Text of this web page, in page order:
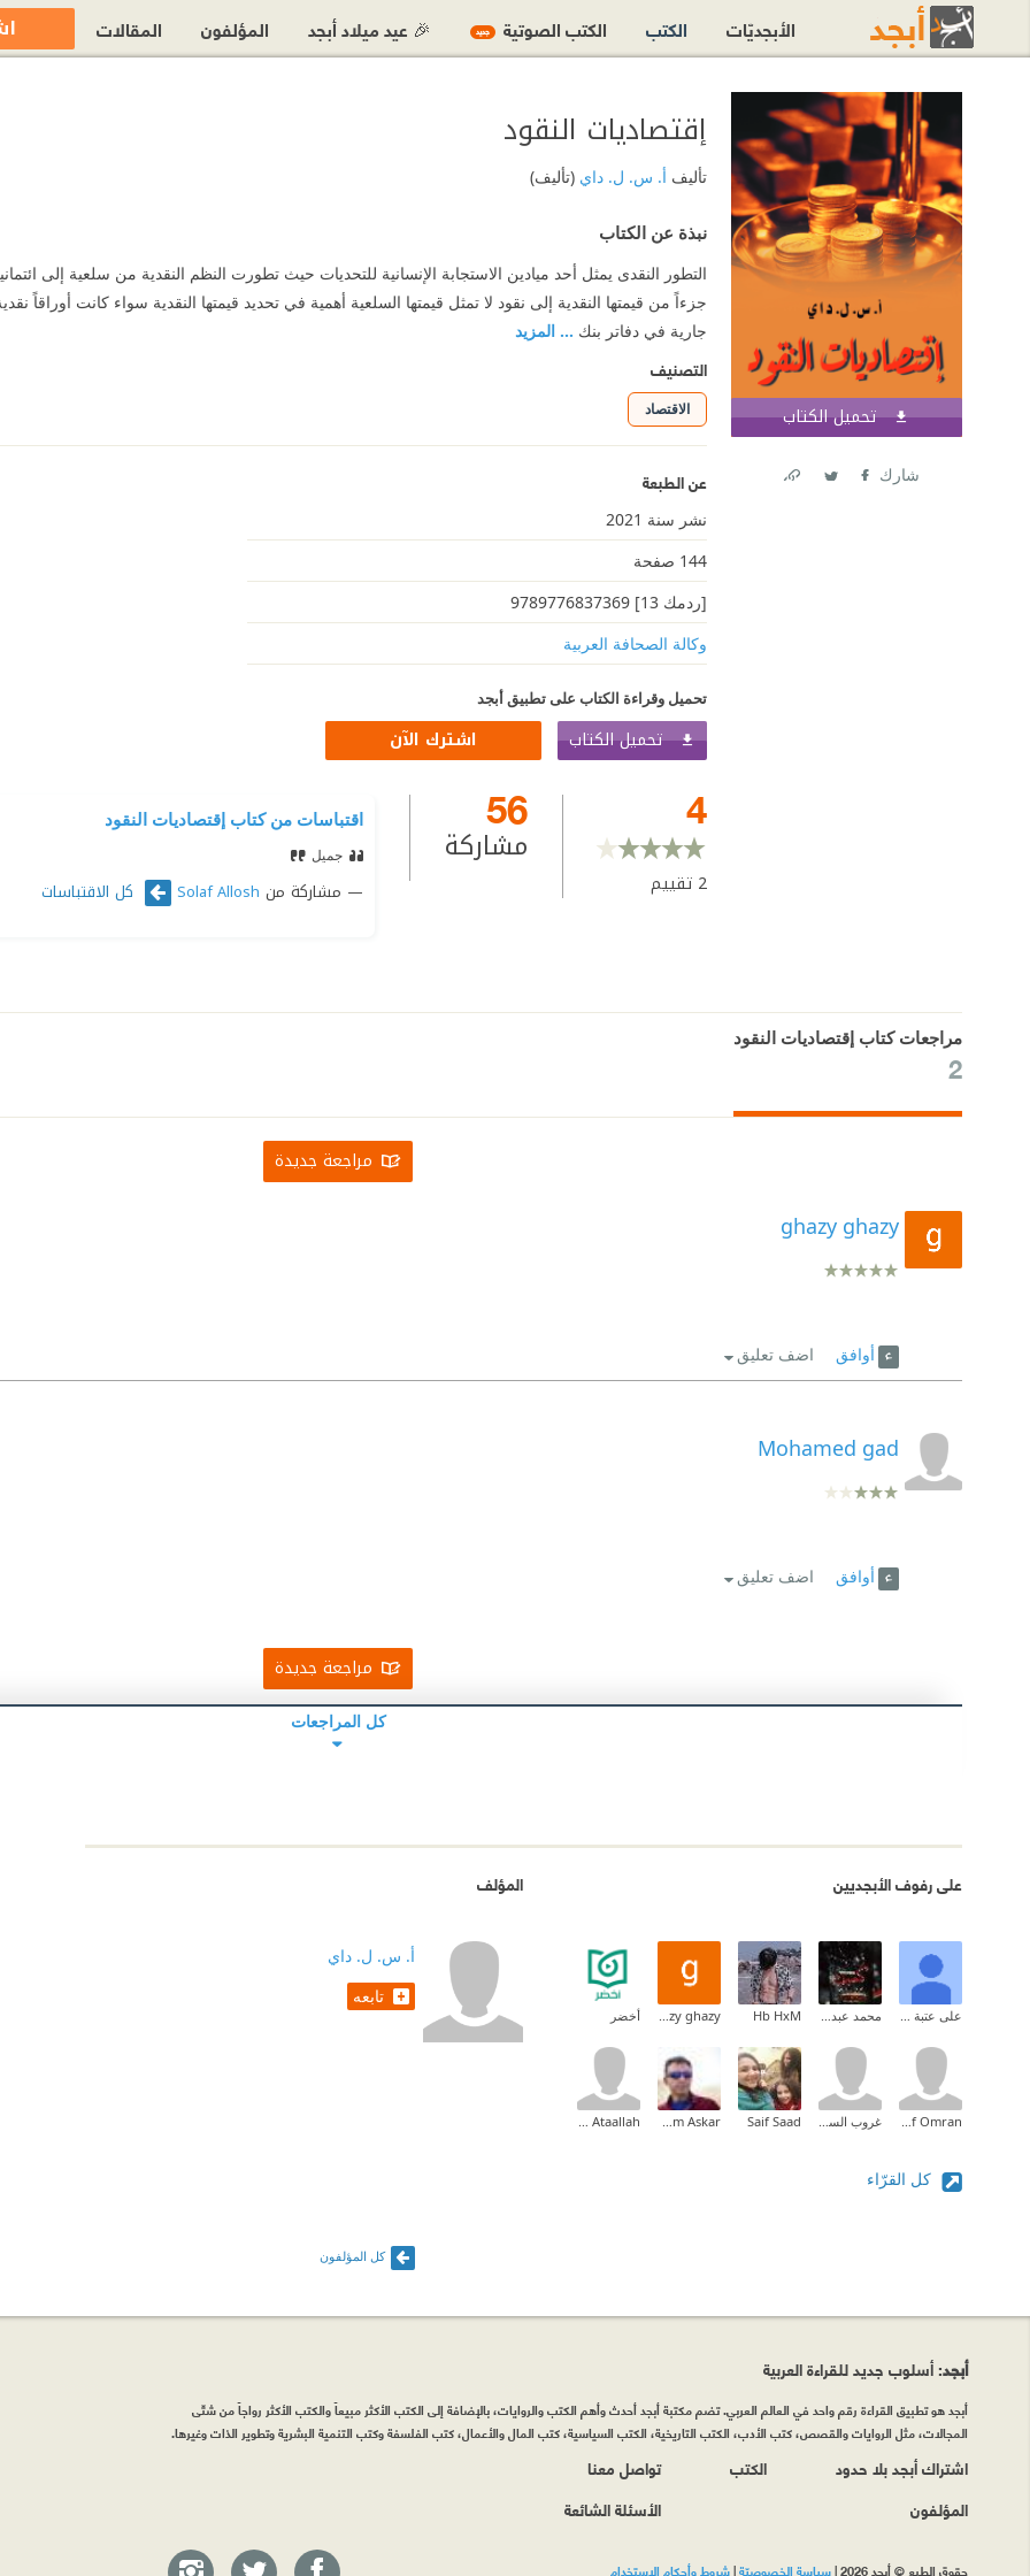
تحميل الكتاب اشترك الآن
شارك
إقتصاديات النقود
تأليف أ. س. ل. داي(تأليف)
نبذة عن الكتاب
التطور النقدى يمثل أحد ميادين الاستجابة الإنسانية للتحديات حيث تطورت النظم النقدية من سلعية إلى
جزءاً من قيمتها النقدية إلى نقود لا تمثل قيمتها السلعية أهمية في تحديد قيمتها النقدية سواء كانت أوراقاً
جارية في دفاتر بنك ... المزيد
التصنيف
الاقتصاد
عن الطبعة
نشر سنة 2021
144 صفحة
[ردمك 13] 9789776837369
وكالة الصحافة العربية
تحميل وقراءة الكتاب على تطبيق أبجد
تحميل الكتاب اشترك الآن
4
2 تقييم
56
مشاركة
اقتباسات من كتاب إقتصاديات النقود
جميل
مشاركة من Solaf Allosh كل الاقتباسات
مراجعات كتاب إقتصاديات النقود
2
مراجعة جديدة
ghazy ghazy
أوافق اضف تعليق
Mohamed gad
أوافق اضف تعليق
مراجعة جديدة
كل المراجعات
على رفوف الأبجديين
على عتبة القراءة محمد عبد المنعم Hb HxM
ghazy ghazy أخضر
Seif Omran غروب السوالقة Saif Saad
Hesham Askar
Ahmed Ataallah
كل القرّاء
المؤلف
أ. س. ل. داي
تابعه
كل المؤلفون
الأبجديّات الكتب الكتب الصوتية جديد 🎉 عيد ميلاد أبجد المؤلفون المقالات
أبجد: أسلوب جديد للقراءة العربية
أبجد هو تطبيق القراءة رقم واحد في العالم العربي. تضم مكتبة أبجد أحدث وأهم الكتب والروايات، بالإضافة إلى الكتب الأكثر مبيعاً والكتب الأكثر رواجاً من شتّى
المجالات، مثل الروايات والقصص، كتب الأدب، الكتب التاريخية، الكتب السياسية، كتب المال والأعمال، كتب الفلسفة وكتب التنمية البشرية وتطوير الذات وغيرها.
اشتراك أبجد بلا حدود
المؤلفون
الكتب
تواصل معنا
الأسئلة الشائعة
حقوق الطبع © أبجد 2026 |سياسة الخصوصيّة|شروط وأحكام الاستخدام